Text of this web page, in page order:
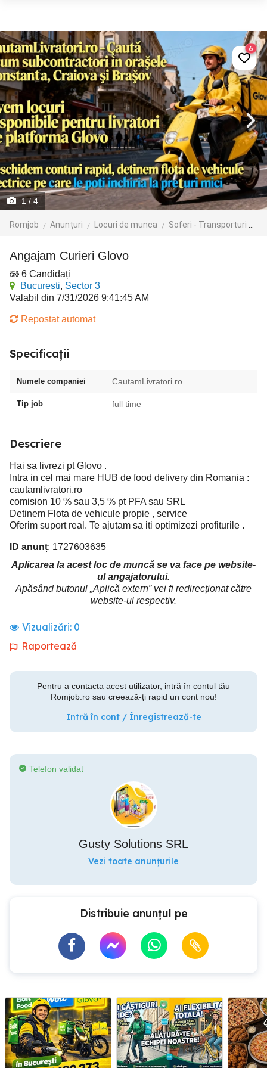
1/ 4
Romjob Anunțuri Locuri de munca Soferi - Transporturi
6
Angajam Curieri Glovo
6 Candidați
Bucuresti, Sector 3
Valabil din 7/31/2026 9:41:45 AM
Repostat automat
Specificații
Numele companiei CautamLivratori.ro
Tip job full time
Descriere
Hai sa livrezi pt Glovo .
Intra in cel mai mare HUB de food delivery din Romania :
cautamlivratori.ro
comision 10 % sau 3,5 % pt PFA sau SRL
Detinem Flota de vehicule propie , service
Oferim suport real. Te ajutam sa iti optimizezi profiturile .
ID anunț: 1727603635
Aplicarea la acest loc de muncă se va face pe website-
ul angajatorului.
Apăsând butonul „Aplică extern” vei fi redirecționat către
website-ul respectiv.
Vizualizări: 0
Raportează
Pentru a contacta acest utilizator, intră în contul tău
Romjob.ro sau creează-ți rapid un cont nou!
Intră în cont / Înregistrează-te
Telefon validat
Gusty Solutions SRL
Vezi toate anunțurile
Distribuie anunțul pe